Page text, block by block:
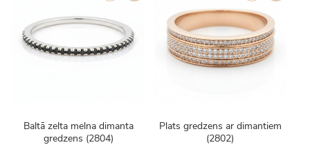
Baltā zelta melna dimanta
gredzens (2804)
Plats gredzens ar dimantiem
(2802)